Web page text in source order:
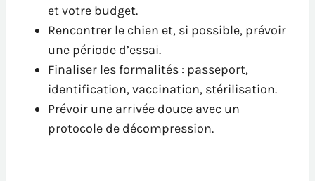
et votre budget.
Rencontrer le chien et, si possible, prévoir
une période d’essai.
Finaliser les formalités : passeport,
identification, vaccination, stérilisation.
Prévoir une arrivée douce avec un
protocole de décompression.